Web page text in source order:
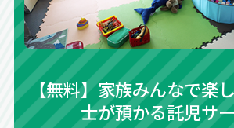
【無料】家族みんなで楽
士が預かる託児サ